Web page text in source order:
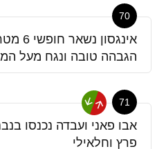
70
הגבהה טובה ונגח מעל
71
אבו פאני ועבדה נכנסו
פרץ וחלאילי